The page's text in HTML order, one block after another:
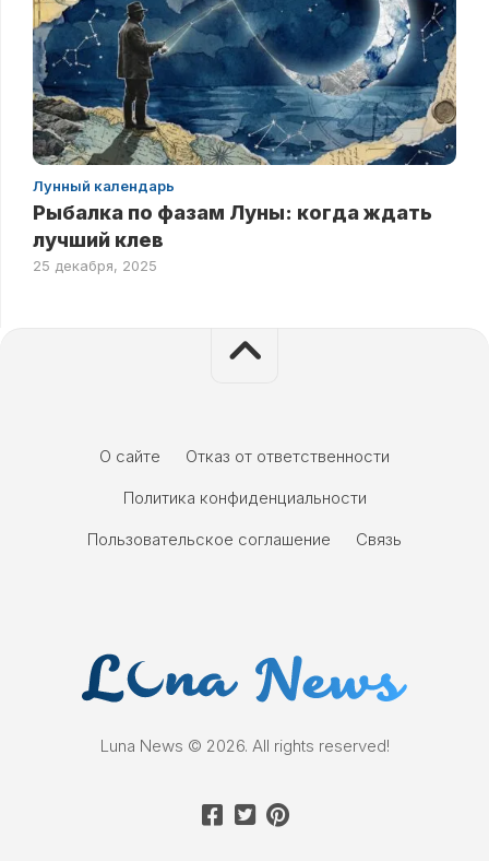
Лунный календарь
Рыбалка по фазам Луны: когда ждать
лучший клев
25 декабря, 2025
О сайте
Отказ от ответственности
Политика конфиденциальности
Пользовательское соглашение
Связь
Luna News © 2026. All rights reserved!